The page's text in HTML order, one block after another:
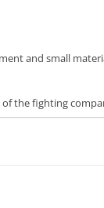
and small
of the fighting